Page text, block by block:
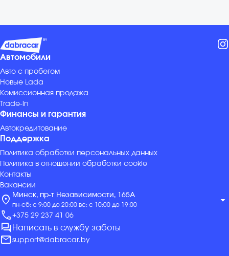
Автомобили
Авто с пробегом
Новые Lada
Комиссионная продажа
Trade-in
Финансы и гарантия
Автокредитование
Поддержка
Политика обработки персональных данных
Политика в отношении обработки cookie
Контакты
Вакансии
location_on Минск, пр-т Независимости, 165А
пн-сб: с 9:00 до 20:00 вс: с 10:00 до 19:00
arrow_drop_down
call +375 29 237 41 06
forum Написать в службу заботы
mail support@dabracar.by